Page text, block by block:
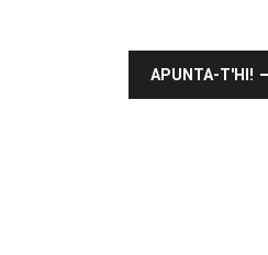
APUNTA-T'HI!